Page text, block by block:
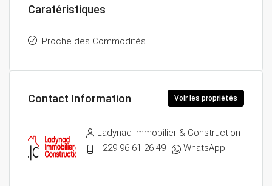
Caratéristiques
Proche des Commodités
Contact Information Voir les propriétés
Ladynad Immobilier & Construction
+229 96 61 26 49
WhatsApp